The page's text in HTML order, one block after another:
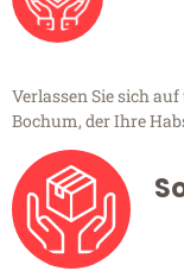
Verlassen Sie sich
Bochum, der Ihre